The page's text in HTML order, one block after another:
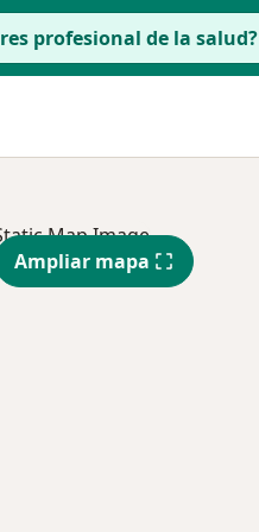
profesional de la salud?
Ampliar mapa